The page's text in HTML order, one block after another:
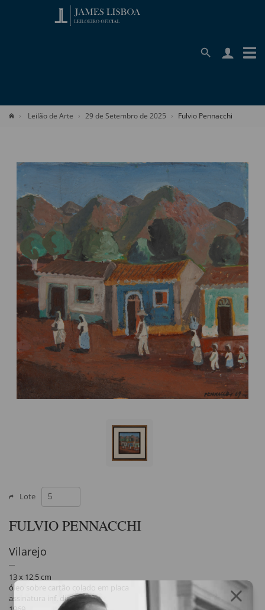
Leilão de Arte 29 de Setembro de 2025 Fulvio Pennacchi
Lote
FULVIO PENNACCHI
Vilarejo
13 x 12,5 cm
óleo sobre cartão colado em placa
assinatura inf. dir.